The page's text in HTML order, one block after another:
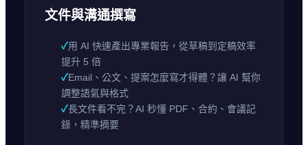
文件與溝通撰寫
✓用 AI 快速產出專業報告，從草稿到定稿效率
提升 5 倍
✓Email、公文、提案怎麼寫才得體？讓 AI 幫你
調整語氣與格式
✓長文件看不完？AI 秒懂 PDF、合約、會議記
錄，精準摘要